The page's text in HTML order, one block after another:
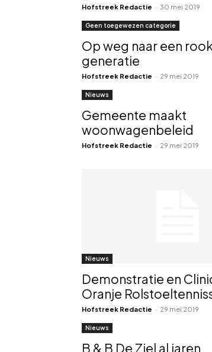
Hofstreek Redactie - 30 mei 2019
Geen toegewezen categorie
Op weg naar een
generatie
Hofstreek Redactie - 29 mei 2019
Nieuws
Gemeente maakt
woonwagenbeleid
Hofstreek Redactie - 29 mei 2019
Nieuws
Demonstratie en
Oranje
Hofstreek Redactie - 29 mei 2019
Nieuws
B & B De Ziel al jaren